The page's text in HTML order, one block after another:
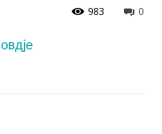
0
983
овдје